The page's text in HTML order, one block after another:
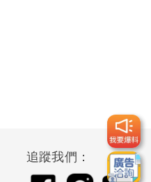
追蹤我們：